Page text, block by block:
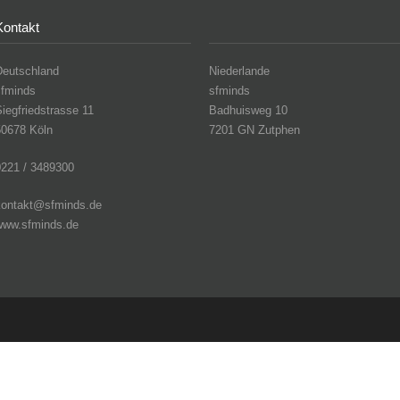
11
Köln
/ 3489300
Niederlande
sfminds
Badhuisweg 10
7201 GN Zutphen